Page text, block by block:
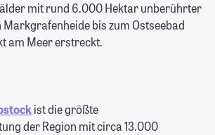
mit rund 6.000 Hektar unberührter
Markgrafenheide bis zum Ostseebad
am Meer erstreckt.
ist die größte
der Region mit circa 13.000